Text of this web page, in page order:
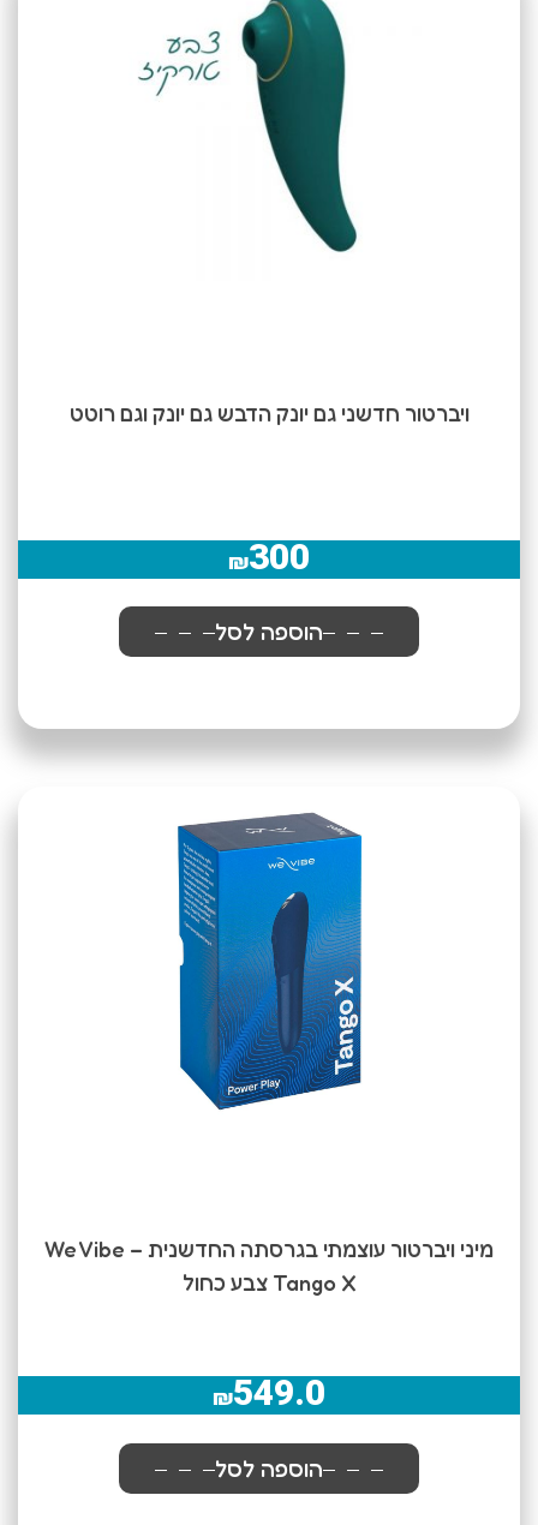
ויברטור חדשני גם יונק הדבש גם יונק וגם רוטט
₪300
הוספה לסל
מיני ויברטור עוצמתי בגרסתה החדשנית We Vibe –
Tango X צבע כחול
₪549.0
הוספה לסל